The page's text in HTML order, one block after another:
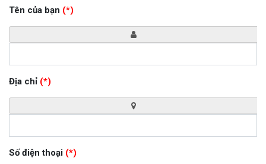
Tên của bạn (*)
Địa chỉ (*)
Số điện thoại (*)